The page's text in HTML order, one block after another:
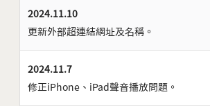
2024.11.10
更新外部超連結網址及名稱。
2024.11.7
修正iPhone、iPad聲音播放問題。